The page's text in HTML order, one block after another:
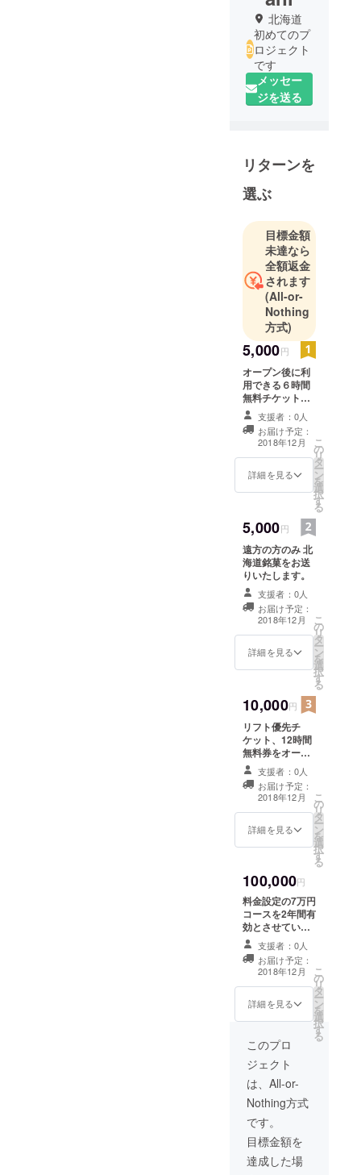
北海道
初めてのプ
ロジェクト
です
メッセー
ジを送る
リターンを
選ぶ
目標金額
未達なら
全額返金
されます
(All-or-
Nothing
方式)
5,000円
オープン後に利
用できる６時間
無料チケットを
差し上げます
支援者：0人
お届け予定：
2018年12月
詳細を見る
こ
の
リ
タ
ー
ン
を
選
択
す
る
5,000円
遠方の方のみ 北
海道銘菓をお送
りいたします。
支援者：0人
お届け予定：
2018年12月
詳細を見る
こ
の
リ
タ
ー
ン
を
選
択
す
る
10,000円
リフト優先チ
ケット、12時間
無料券をオープ
ン後にお渡しい
たします。
支援者：0人
お届け予定：
2018年12月
詳細を見る
こ
の
リ
タ
ー
ン
を
選
択
す
る
100,000円
料金設定の7万円
コースを2年間有
効とさせていた
だきたいと思い
ます。 また、
オープン前の会
議などに参加も
できるようにさ
せていただきま
ちらへこられる
際の航空機のチ
ケット、フェ
リーのチケット
等、ご相談の上
送らせていただ
きます。
支援者：0人
お届け予定：
2018年12月
詳細を見る
こ
の
リ
タ
ー
ン
を
選
択
す
る
このプロ
ジェクト
は、All-or-
Nothing方式
です。
目標金額を
達成した場